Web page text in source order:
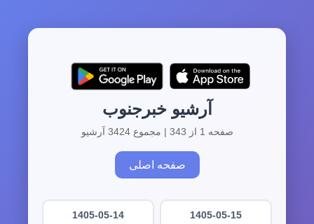
آرشیو خبرجنوب
صفحه 1 از 343 | مجموع 3424 آرشیو
صفحه اصلی
1405-05-15
1405-05-14